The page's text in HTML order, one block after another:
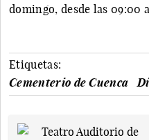
domingo, desde las 09:00
Etiquetas:
Cementerio de Cuenca